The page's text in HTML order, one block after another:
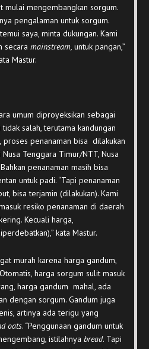
mulai mengembangkan sorgum.
pengalaman untuk sorgum.
saya, minta dukungan. Kami
secara mainstream, untuk pangan,”
Mastur.
umum diproyeksikan sebagai
salah, terutama kandungan
penanaman bisa dilakukan
Tenggara Timur/NTT, Nusa
penanaman masih bisa
untuk padi. “Tapi penanaman
bisa terjamin (dilakukan). Kami
resiko penanaman di daerah
Kecuali harga,
kata Mastur.
murah karena harga gandum,
harga sorgum sulit masuk
harga gandum mahal, ada
dengan sorgum. Gandum juga
artinya ada terigu yang
oats. “Penggunaan gandum untuk
istilahnya bread. Tapi